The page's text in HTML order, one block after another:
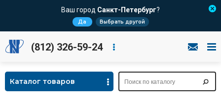
Ваш город Санкт-Петербург?
Да Выбрать другой
(812) 326-59-24
Каталог товаров